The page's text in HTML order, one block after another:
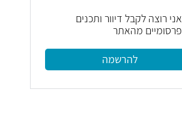
אני רוצה לקבל דיוור ותכנים
פרסומיים מהאתר
להרשמה